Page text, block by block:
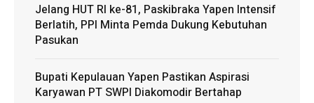
Jelang HUT RI ke-81, Paskibraka Yapen Intensif
Berlatih, PPI Minta Pemda Dukung Kebutuhan
Pasukan
Bupati Kepulauan Yapen Pastikan Aspirasi
Karyawan PT SWPI Diakomodir Bertahap